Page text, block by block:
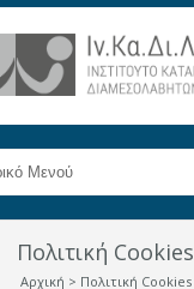
Πολιτική Cookies
Αρχική > Πολιτική Cookies